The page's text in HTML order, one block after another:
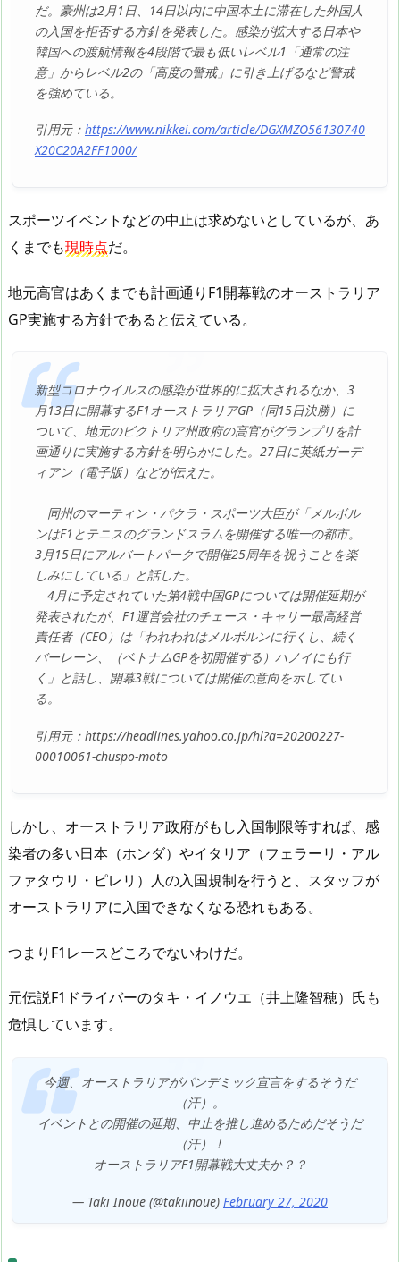
だ。豪州は2月1日、14日以内に中国本土に滞在した外国人
の入国を拒否する方針を発表した。感染が拡大する日本や
韓国への渡航情報を4段階で最も低いレベル1「通常の注
意」からレベル2の「高度の警戒」に引き上げるなど警戒
を強めている。
引用元： https://www.nikkei.com/article/DGXMZO56130740
X20C20A2FF1000/
スポーツイベントなどの中止は求めないとしているが、あ
くまでも現時点だ。
地元高官はあくまでも計画通りF1開幕戦のオーストラリア
GP実施する方針であると伝えている。
新型コロナウイルスの感染が世界的に拡大されるなか、3
月13日に開幕するF1オーストラリアGP（同15日決勝）に
ついて、地元のビクトリア州政府の高官がグランプリを計
画通りに実施する方針を明らかにした。27日に英紙ガーデ
ィアン（電子版）などが伝えた。
同州のマーティン・パクラ・スポーツ大臣が「メルボル
ンはF1とテニスのグランドスラムを開催する唯一の都市。
3月15日にアルバートパークで開催25周年を祝うことを楽
しみにしている」と話した。
4月に予定されていた第4戦中国GPについては開催延期が
発表されたが、F1運営会社のチェース・キャリー最高経営
責任者（CEO）は「われわれはメルボルンに行くし、続く
バーレーン、（ベトナムGPを初開催する）ハノイにも行
く」と話し、開幕3戦については開催の意向を示してい
る。
引用元：https://headlines.yahoo.co.jp/hl?a=20200227-
00010061-chuspo-moto
しかし、オーストラリア政府がもし入国制限等すれば、感
染者の多い日本（ホンダ）やイタリア（フェラーリ・アル
ファタウリ・ピレリ）人の入国規制を行うと、スタッフが
オーストラリアに入国できなくなる恐れもある。
つまりF1レースどころでないわけだ。
元伝説F1ドライバーのタキ・イノウエ（井上隆智穂）氏も
危惧しています。
今週、オーストラリアがパンデミック宣言をするそうだ
（汗）。
イベントとの開催の延期、中止を推し進めるためだそうだ
（汗）！
オーストラリアF1開幕戦大丈夫か？？
— Taki Inoue (@takiinoue) February 27, 2020